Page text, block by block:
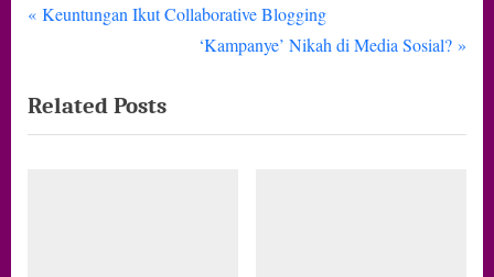
Navigasi
P
v
i
Keuntungan Ikut Collaborative Blogging
N
t
‘Kampanye’ Nikah di Media Sosial?
Related Posts